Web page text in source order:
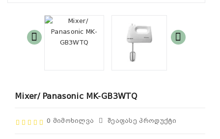
Mixer/ Panasonic MK-GB3WTQ
0 Მიმოხილვა Შეაფასე Პროდუქტი